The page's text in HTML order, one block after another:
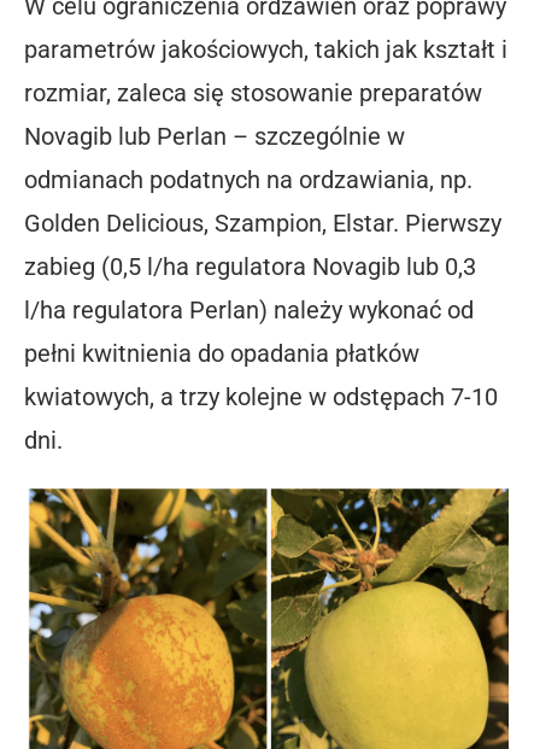
W celu ograniczenia ordzawień oraz poprawy
parametrów jakościowych, takich jak kształt i
rozmiar, zaleca się stosowanie preparatów
Novagib lub Perlan – szczególnie w
odmianach podatnych na ordzawiania, np.
Golden Delicious, Szampion, Elstar. Pierwszy
zabieg (0,5 l/ha regulatora Novagib lub 0,3
l/ha regulatora Perlan) należy wykonać od
pełni kwitnienia do opadania płatków
kwiatowych, a trzy kolejne w odstępach 7-10
dni.